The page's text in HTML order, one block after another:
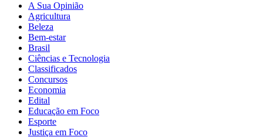
A Sua Opinião
Agricultura
Beleza
Bem-estar
Brasil
Ciências e Tecnologia
Classificados
Concursos
Economia
Edital
Educação em Foco
Esporte
Justiça em Foco